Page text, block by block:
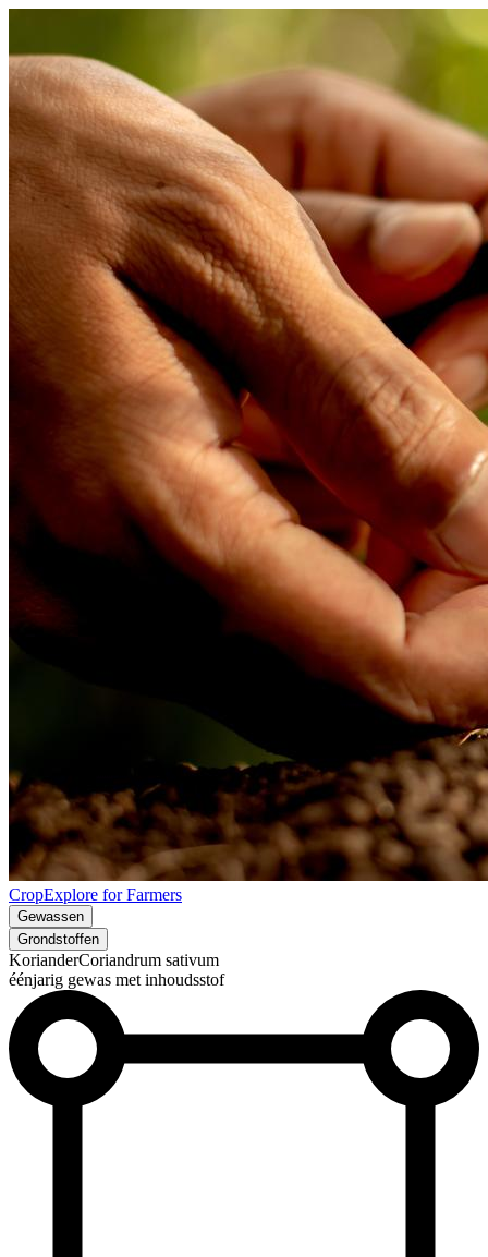
CropExplore for Farmers
Gewassen
Grondstoffen
KorianderCoriandrum sativum
éénjarig gewas met inhoudsstof